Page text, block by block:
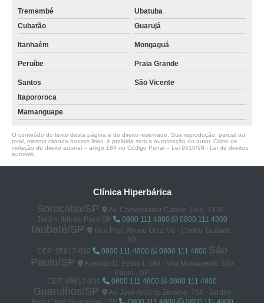
Tremembé
Ubatuba
Cubatão
Guarujá
Itanhaém Mongaguá
Peruíbe Praia Grande
Santos
São Vicente
Itapororoca
Mamanguape
O conteúdo do texto desta página é de direito reservado. Sua reprodução, parcial ou
total, mesmo citando nossos links, é proibida sem a autorização do autor. Crime de
violação de direito autoral – artigo 184 do Código Penal – Lei 9610/98 - Lei de direitos
autorais
Clínica Hiperbárica
Sorocaba/SP
Av. Comendador Camilo Júlio, 2136 -
Jardim Ibiti do Paço SP
0800 111 4800 0800 111 4800
Taubaté/SP
Rua Prof. Álvaro Ortiz, 98 - Centro Taubaté -
SP
CEP: 05617-030
0800 111 4800 0800 111 4800 São
Paulo/SP
Avenida D. Pedro I, 380 - Vila Monumento São
Paulo - SP
CEP: 05617-030
0800 111 4800 0800 111 4800
Guarulhos/SP
Av. José Antônio Zeraibe, 754 - Jardim